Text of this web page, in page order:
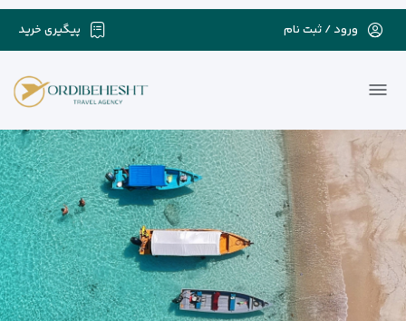
پیگیری خرید ورود / ثبت نام